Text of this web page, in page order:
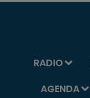
RADIO
AGENDA